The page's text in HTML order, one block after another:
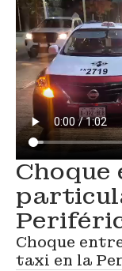
Choque
taxi en la